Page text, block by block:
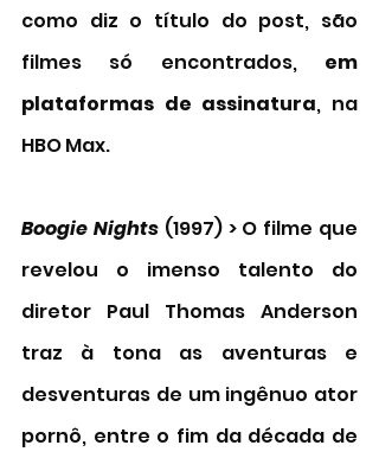
como diz o título do post, são
filmes só encontrados, em
plataformas de assinatura, na
HBO Max.
Boogie Nights (1997) > O filme que
revelou o imenso talento do
diretor Paul Thomas Anderson
traz à tona as aventuras e
desventuras de um ingênuo ator
pornô, entre o fim da década de